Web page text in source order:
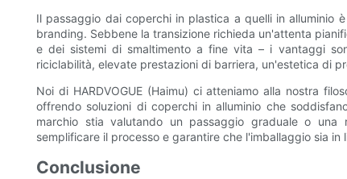
Il passaggio dai coperchi in plastica a quelli in alluminio
branding. Sebbene la transizione richieda un'attenta
e dei sistemi di smaltimento a fine vita – i vantaggi
riciclabilità, elevate prestazioni di barriera, un'estetica di
Noi di HARDVOGUE (Haimu) ci atteniamo alla nostra
offrendo soluzioni di coperchi in alluminio che
marchio stia valutando un passaggio graduale o una
semplificare il processo e garantire che l'imballaggio sia
Conclusione